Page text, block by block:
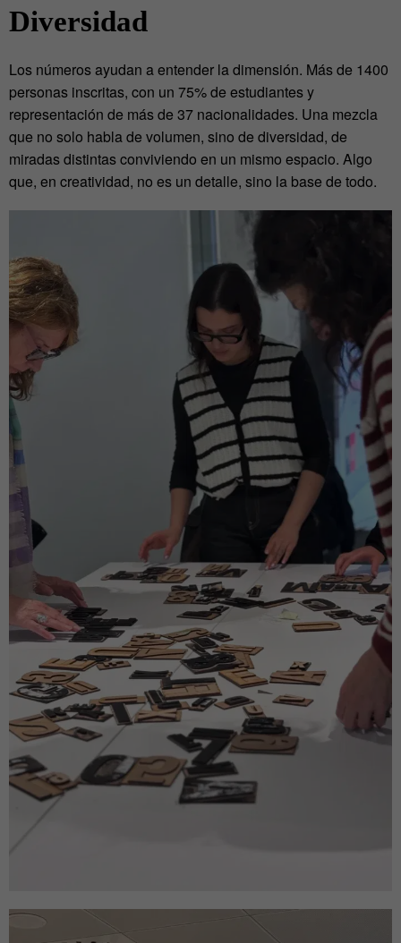
Diversidad
Los números ayudan a entender la dimensión. Más de 1400
personas inscritas, con un 75% de estudiantes y
representación de más de 37 nacionalidades. Una mezcla
que no solo habla de volumen, sino de diversidad, de
miradas distintas conviviendo en un mismo espacio. Algo
que, en creatividad, no es un detalle, sino la base de todo.